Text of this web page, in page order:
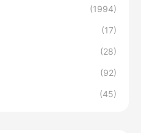
(1994)
(17)
(28)
(92)
(45)